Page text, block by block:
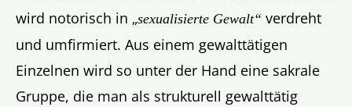
wird notorisch in „sexualisierte Gewalt“ verdreht
und umfirmiert. Aus einem gewalttätigen
Einzelnen wird so unter der Hand eine sakrale
Gruppe, die man als strukturell gewalttätig